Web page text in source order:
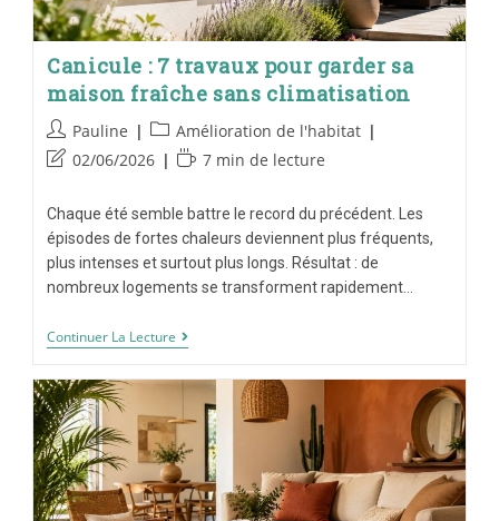
Canicule : 7 travaux pour garder sa
maison fraîche sans climatisation
Pauline
Amélioration de l'habitat
02/06/2026
7 min de lecture
Chaque été semble battre le record du précédent. Les
épisodes de fortes chaleurs deviennent plus fréquents,
plus intenses et surtout plus longs. Résultat : de
nombreux logements se transforment rapidement…
Continuer La Lecture